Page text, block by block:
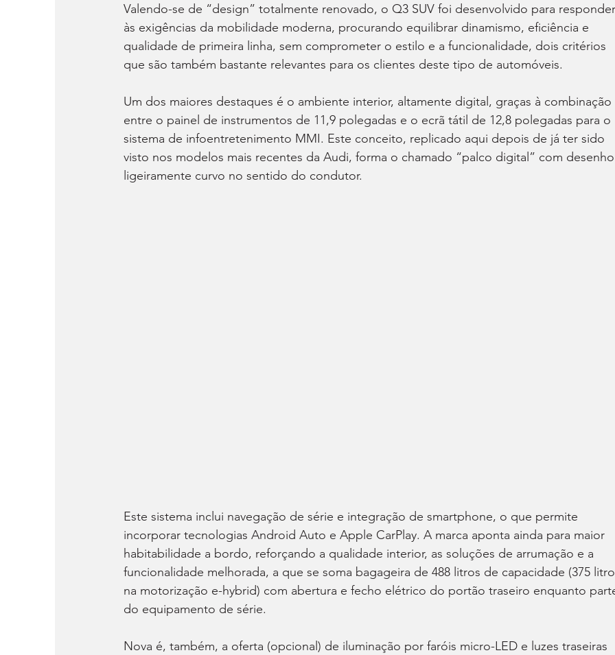
Valendo-se de “design” totalmente renovado, o Q3 SUV foi desenvolvido para
às exigências da mobilidade moderna, procurando equilibrar dinamismo, eficiência e
qualidade de primeira linha, sem comprometer o estilo e a funcionalidade, dois critérios
que são também bastante relevantes para os clientes deste tipo de automóveis.
Um dos maiores destaques é o ambiente interior, altamente digital, graças à combinação
entre o painel de instrumentos de 11,9 polegadas e o ecrã tátil de 12,8 polegadas para o
sistema de infoentretenimento MMI. Este conceito, replicado aqui depois de já ter sido
visto nos modelos mais recentes da Audi, forma o chamado “palco digital” com
ligeiramente curvo no sentido do condutor.
Este sistema inclui navegação de série e integração de smartphone, o que permite
incorporar tecnologias Android Auto e Apple CarPlay. A marca aponta ainda para maior
habitabilidade a bordo, reforçando a qualidade interior, as soluções de arrumação e a
funcionalidade melhorada, a que se soma bagageira de 488 litros de capacidade (375
na motorização e-hybrid) com abertura e fecho elétrico do portão traseiro enquanto
do equipamento de série.
Nova é, também, a oferta (opcional) de iluminação por faróis micro-LED e luzes traseiras